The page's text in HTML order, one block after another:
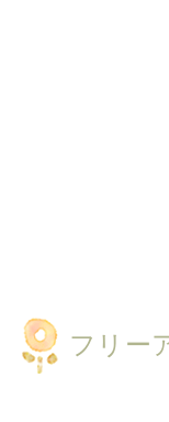
フリー